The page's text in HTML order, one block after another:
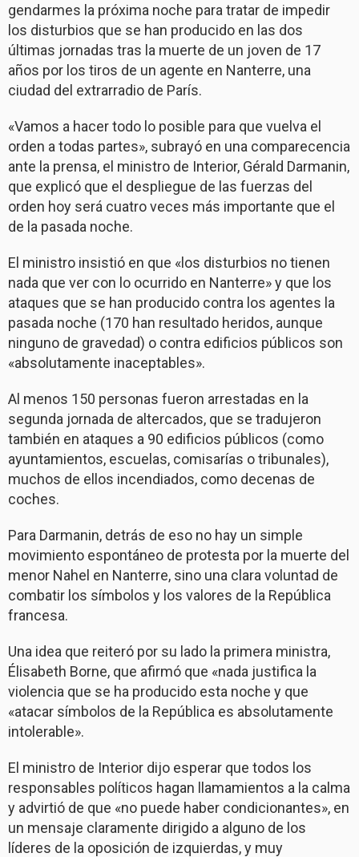
gendarmes la próxima noche para tratar de impedir
los disturbios que se han producido en las dos
últimas jornadas tras la muerte de un joven de 17
años por los tiros de un agente en Nanterre, una
ciudad del extrarradio de París.
«Vamos a hacer todo lo posible para que vuelva el
orden a todas partes», subrayó en una comparecencia
ante la prensa, el ministro de Interior, Gérald Darmanin,
que explicó que el despliegue de las fuerzas del
orden hoy será cuatro veces más importante que el
de la pasada noche.
El ministro insistió en que «los disturbios no tienen
nada que ver con lo ocurrido en Nanterre» y que los
ataques que se han producido contra los agentes la
pasada noche (170 han resultado heridos, aunque
ninguno de gravedad) o contra edificios públicos son
«absolutamente inaceptables».
Al menos 150 personas fueron arrestadas en la
segunda jornada de altercados, que se tradujeron
también en ataques a 90 edificios públicos (como
ayuntamientos, escuelas, comisarías o tribunales),
muchos de ellos incendiados, como decenas de
coches.
Para Darmanin, detrás de eso no hay un simple
movimiento espontáneo de protesta por la muerte del
menor Nahel en Nanterre, sino una clara voluntad de
combatir los símbolos y los valores de la República
francesa.
Una idea que reiteró por su lado la primera ministra,
Élisabeth Borne, que afirmó que «nada justifica la
violencia que se ha producido esta noche y que
«atacar símbolos de la República es absolutamente
intolerable».
El ministro de Interior dijo esperar que todos los
responsables políticos hagan llamamientos a la calma
y advirtió de que «no puede haber condicionantes», en
un mensaje claramente dirigido a alguno de los
líderes de la oposición de izquierdas, y muy